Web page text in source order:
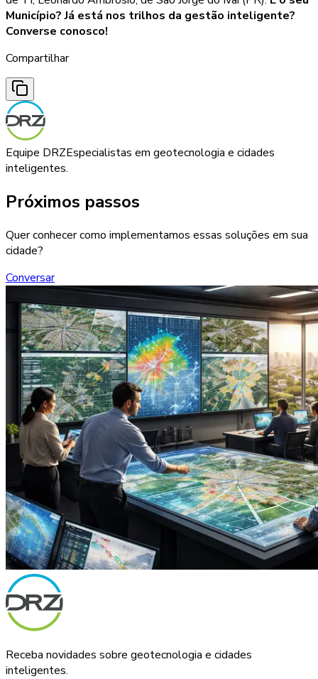
Município? Já está nos trilhos da gestão inteligente?
Converse conosco!
Compartilhar
Equipe DRZEspecialistas em geotecnologia e cidades
inteligentes.
Próximos passos
Quer conhecer como implementamos essas soluções em sua
cidade?
Conversar
Receba novidades sobre geotecnologia e cidades
inteligentes.